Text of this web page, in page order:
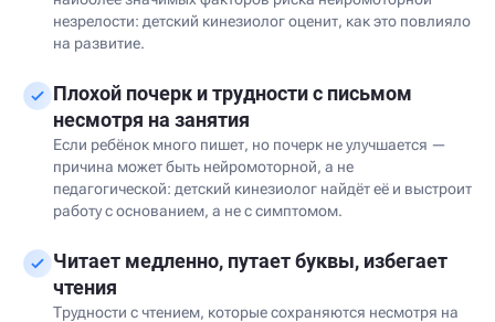
незрелости: детский кинезиолог оценит, как это повлияло
на развитие.
Плохой почерк и трудности с письмом
несмотря на занятия
Если ребёнок много пишет, но почерк не улучшается —
причина может быть нейромоторной, а не
педагогической: детский кинезиолог найдёт её и выстроит
работу с основанием, а не с симптомом.
Читает медленно, путает буквы, избегает
чтения
Трудности с чтением, которые сохраняются несмотря на